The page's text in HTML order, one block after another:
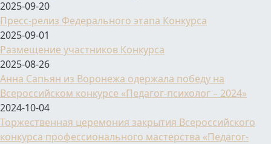
2025-09-20
Пресс-релиз Федерального этапа Конкурса
2025-09-01
Размещение участников Конкурса
2025-08-26
Анна Сапьян из Воронежа одержала победу на
Всероссийском конкурсе «Педагог-психолог – 2024»
2024-10-04
Торжественная церемония закрытия Всероссийского
конкурса профессионального мастерства «Педагог-